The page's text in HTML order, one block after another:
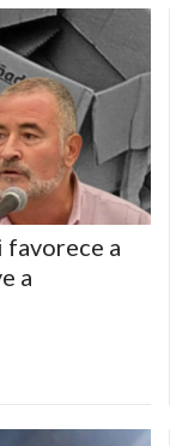
a
a